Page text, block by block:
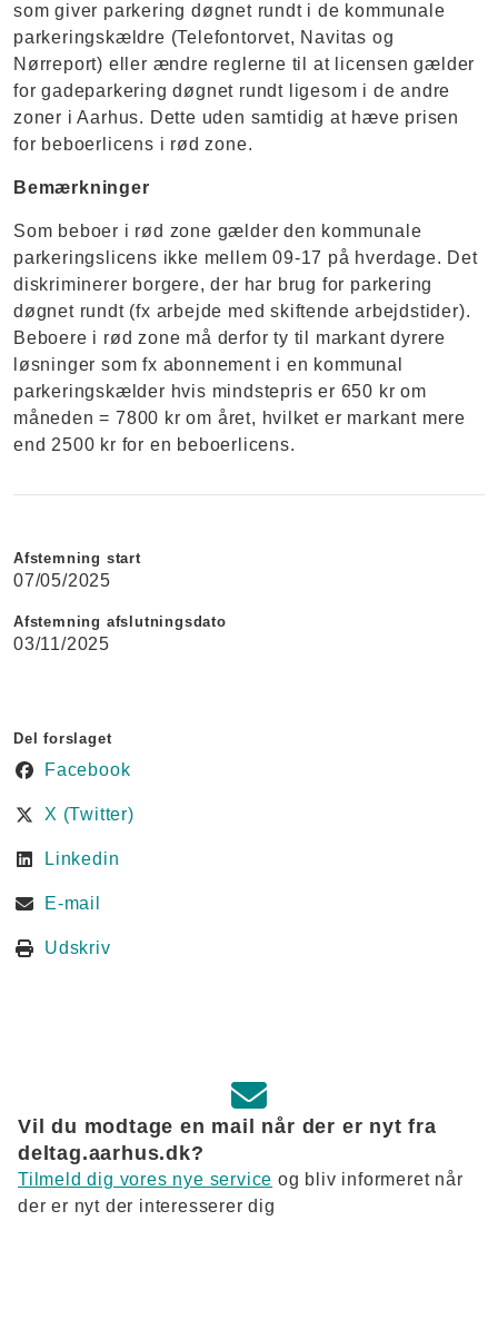
som giver parkering døgnet rundt i de kommunale
parkeringskældre (Telefontorvet, Navitas og
Nørreport) eller ændre reglerne til at licensen gælder
for gadeparkering døgnet rundt ligesom i de andre
zoner i Aarhus. Dette uden samtidig at hæve prisen
for beboerlicens i rød zone.
Bemærkninger
Som beboer i rød zone gælder den kommunale
parkeringslicens ikke mellem 09-17 på hverdage. Det
diskriminerer borgere, der har brug for parkering
døgnet rundt (fx arbejde med skiftende arbejdstider).
Beboere i rød zone må derfor ty til markant dyrere
løsninger som fx abonnement i en kommunal
parkeringskælder hvis mindstepris er 650 kr om
måneden = 7800 kr om året, hvilket er markant mere
end 2500 kr for en beboerlicens.
Afstemning start
07/05/2025
Afstemning afslutningsdato
03/11/2025
Del forslaget
Facebook
X (Twitter)
Linkedin
E-mail
Udskriv
Vil du modtage en mail når der er nyt fra
deltag.aarhus.dk?
Tilmeld dig vores nye service og bliv informeret når
der er nyt der interesserer dig